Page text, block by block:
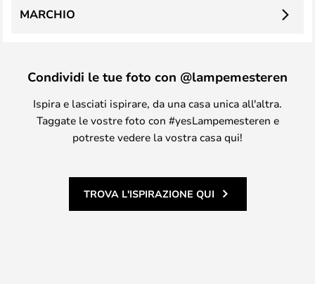
MARCHIO
Condividi le tue foto con @lampemesteren
Ispira e lasciati ispirare, da una casa unica all'altra.
Taggate le vostre foto con #yesLampemesteren e
potreste vedere la vostra casa qui!
TROVA L'ISPIRAZIONE QUI